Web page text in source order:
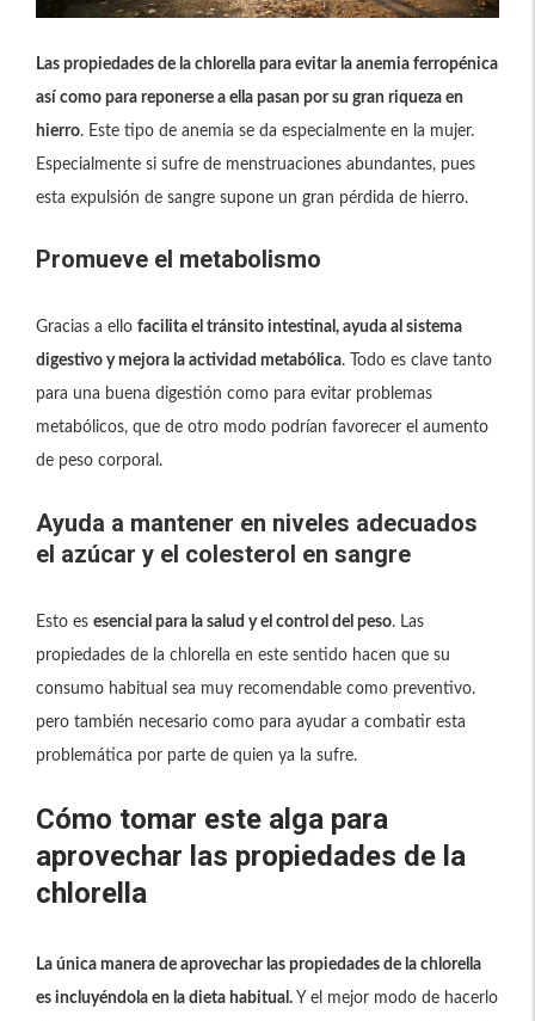
Las propiedades de la chlorella para evitar la anemia ferropénica
así como para reponerse a ella pasan por su gran riqueza en
hierro. Este tipo de anemia se da especialmente en la mujer.
Especialmente si sufre de menstruaciones abundantes, pues
esta expulsión de sangre supone un gran pérdida de hierro.
Promueve el metabolismo
Gracias a ello facilita el tránsito intestinal, ayuda al sistema
digestivo y mejora la actividad metabólica. Todo es clave tanto
para una buena digestión como para evitar problemas
metabólicos, que de otro modo podrían favorecer el aumento
de peso corporal.
Ayuda a mantener en niveles adecuados
el azúcar y el colesterol en sangre
Esto es esencial para la salud y el control del peso. Las
propiedades de la chlorella en este sentido hacen que su
consumo habitual sea muy recomendable como preventivo.
pero también necesario como para ayudar a combatir esta
problemática por parte de quien ya la sufre.
Cómo tomar este alga para
aprovechar las propiedades de la
chlorella
La única manera de aprovechar las propiedades de la chlorella
es incluyéndola en la dieta habitual. Y el mejor modo de hacerlo